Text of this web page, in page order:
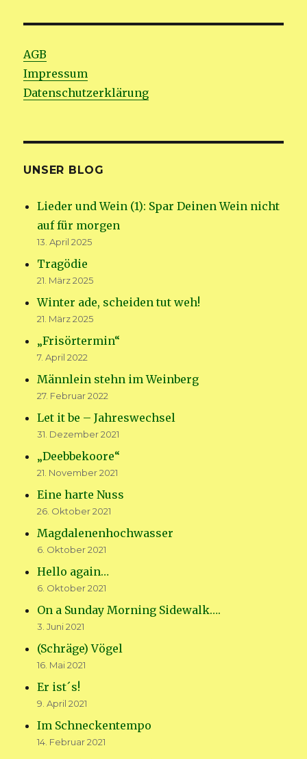
AGB
Impressum
Datenschutzerklärung
UNSER BLOG
Lieder und Wein (1): Spar Deinen Wein nicht
auf für morgen
13. April 2025
Tragödie
21. März 2025
Winter ade, scheiden tut weh!
21. März 2025
„Frisörtermin“
7. April 2022
Männlein stehn im Weinberg
27. Februar 2022
Let it be – Jahreswechsel
31. Dezember 2021
„Deebbekoore“
21. November 2021
Eine harte Nuss
26. Oktober 2021
Magdalenenhochwasser
6. Oktober 2021
Hello again…
6. Oktober 2021
On a Sunday Morning Sidewalk….
3. Juni 2021
(Schräge) Vögel
16. Mai 2021
Er ist´s!
9. April 2021
Im Schneckentempo
14. Februar 2021